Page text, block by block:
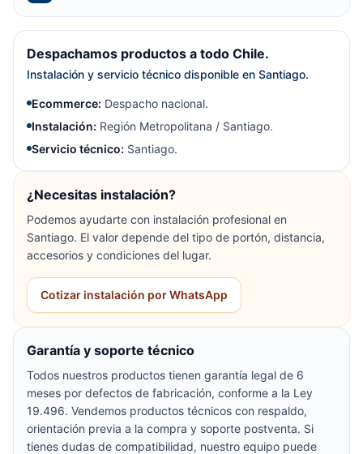
Despachamos productos a todo Chile.
Instalación y servicio técnico disponible en Santiago.
Ecommerce: Despacho nacional.
Instalación: Región Metropolitana / Santiago.
Servicio técnico: Santiago.
¿Necesitas instalación?
Podemos ayudarte con instalación profesional en
Santiago. El valor depende del tipo de portón, distancia,
accesorios y condiciones del lugar.
Cotizar instalación por WhatsApp
Garantía y soporte técnico
Todos nuestros productos tienen garantía legal de 6
meses por defectos de fabricación, conforme a la Ley
19.496. Vendemos productos técnicos con respaldo,
orientación previa a la compra y soporte postventa. Si
tienes dudas de compatibilidad, nuestro equipo puede